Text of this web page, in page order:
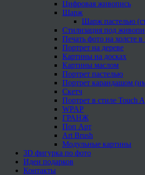
Цифровая живопись
Шарж
Шарж пастелью
Стилизация под
Печать фото на холсте в
Портрет на дереве
Картины на досках
Картины маслом
Портрет пастелью
Портрет карандашом
Скетч
Портрет в стиле Touch
WPAP
ГРАНЖ
Поп Арт
Art Brush
Модульные картины
3D фигурка по фото
Идеи подарков
Контакты